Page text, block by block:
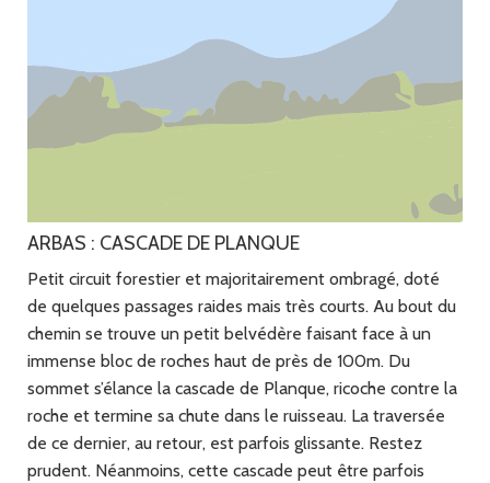
ARBAS : CASCADE DE PLANQUE
Petit circuit forestier et majoritairement ombragé, doté
de quelques passages raides mais très courts. Au bout du
chemin se trouve un petit belvédère faisant face à un
immense bloc de roches haut de près de 100m. Du
sommet s’élance la cascade de Planque, ricoche contre la
roche et termine sa chute dans le ruisseau. La traversée
de ce dernier, au retour, est parfois glissante. Restez
prudent. Néanmoins, cette cascade peut être parfois